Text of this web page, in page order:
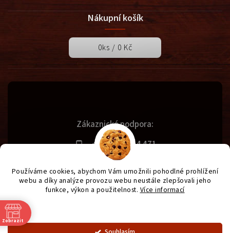
Používáme cookies, abychom Vám umožnili pohodlné prohlížení
webu a díky analýze provozu webu neustále zlepšovali jeho
funkce, výkon a použitelnost. Více informací
Zákaznická podpora:
+420 731 614 471
info@svetgrilu.cz
Nákupní košík
0ks / 0 Kč
Zobrazit